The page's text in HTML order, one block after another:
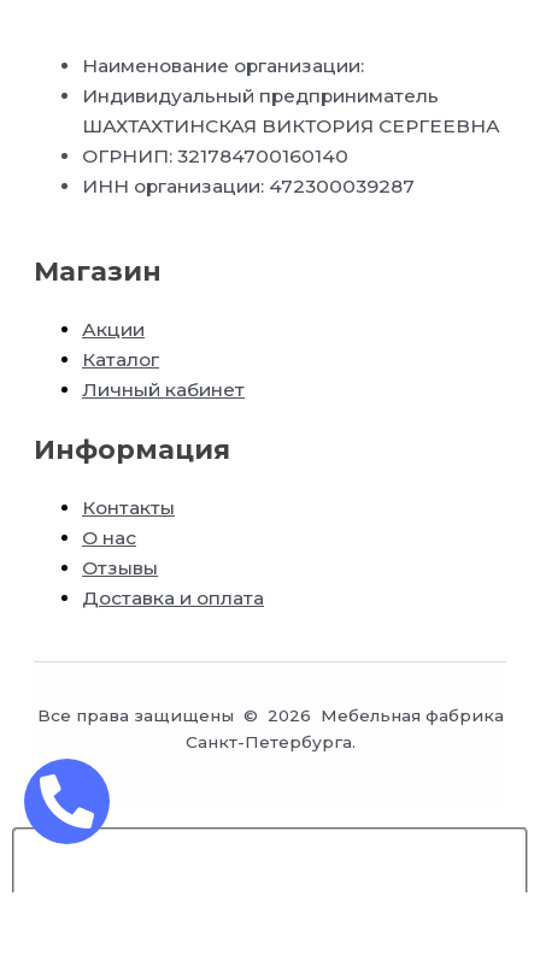
Наименование организации:
Индивидуальный предприниматель
ШАХТАХТИНСКАЯ ВИКТОРИЯ СЕРГЕЕВНА
ОГРНИП: 321784700160140
ИНН организации: 472300039287
Магазин
Акции
Каталог
Личный кабинет
Информация
Контакты
О нас
Отзывы
Доставка и оплата
Все права защищены © 2026 Мебельная фабрика
Санкт-Петербурга.